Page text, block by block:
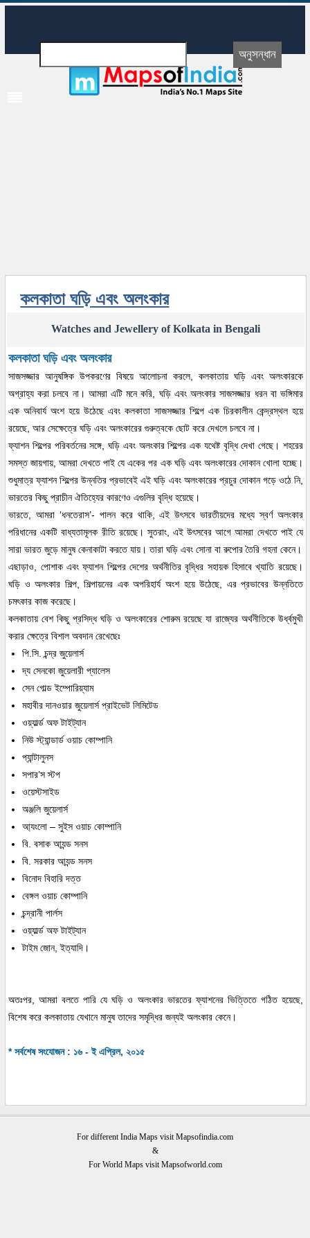
কলকাতা ঘড়ি এবং অলংকার
Watches and Jewellery of Kolkata in Bengali
কলকাতা ঘড়ি এবং অলংকার
সাজসজ্জার আনুষঙ্গিক উপকরণের বিষয়ে আলোচনা করলে, কলকাতায় ঘড়ি এবং অলংকারকে
অগ্রাহ্য করা চলবে না। আমরা এটি মনে করি, ঘড়ি এবং অলংকার সাজসজ্জার ধরন বা ভঙ্গিমার
এক অনিবার্য অংশ হয়ে উঠেছে এবং কলকাতা সাজসজ্জার শিল্পে এক চিরকালীন কেন্দ্রস্থল হয়ে
রয়েছে, আর সেক্ষেত্রে ঘড়ি এবং অলংকারের গুরুত্বকে ছোট করে দেখলে চলবে না।
ফ্যাশন শিল্পের পরিবর্তনের সঙ্গে, ঘড়ি এবং অলংকার শিল্পের এক যথেষ্ট বৃদ্ধি দেখা গেছে। শহরের
সমস্ত জায়গায়, আমরা দেখতে পাই যে একের পর এক ঘড়ি এবং অলংকারের দোকান খোলা হচ্ছে।
শুধুমাত্র ফ্যাশন শিল্পের উন্নতির প্রভাবেই এই ঘড়ি এবং অলংকারের প্রচুর দোকান গড়ে ওঠে নি,
ভারতের কিছু প্রাচীন ঐতিহ্যের কারণেও এগুলির বৃদ্ধি হয়েছে।
ভারতে, আমরা ‘ধনতেরাস’- পালন করে থাকি, এই উৎসবে ভারতীয়দের মধ্যে স্বর্ণ অলংকার
পরিধানের একটি বাধ্যতামূলক রীতি রয়েছে। সুতরাং, এই উৎসবের আগে আমরা দেখতে পাই যে
সারা ভারত জুড়ে মানুষ কেনাকাটা করতে যায়। তারা ঘড়ি এবং সোনা বা রুপোর তৈরি গহনা কেনে।
এছাড়াও, পোশাক এবং ফ্যাশন শিল্পের দেশের অর্থনীতির বৃদ্ধির সহায়ক হিসাবে খ্যাতি রয়েছে।
ঘড়ি ও অলংকার শিল্প, শিল্পায়নের এক অপরিহার্য অংশ হয়ে উঠেছে, এর প্রভাবের উন্নতিতে
চমৎকার কাজ করেছে।
কলকাতায় বেশ কিছু প্রসিদ্ধ ঘড়ি ও অলংকারের শোরুম রয়েছে যা রাজ্যের অর্থনীতিকে উর্ধ্বমুখী
করার ক্ষেত্রে বিশাল অবদান রেখেছেঃ
পি.সি. চন্দ্র জুয়েলার্স
দ্য সেনকো জুয়েলারী প্যালেস
সেন গোল্ড ইম্পোরিয়্যাম
মহাবীর দানওয়ার জুয়েলার্স প্রাইভেট লিমিটেড
ওয়্যার্ল্ড অফ টাইট্যান
নিউ স্ট্যান্ডার্ড ওয়াচ কোম্পানি
প্যান্টালুনস
সপার’স স্টপ
ওয়েস্টসাইড
অঞ্জলি জুয়েলার্স
আ্যংলো – সুইস ওয়াচ কোম্পানি
বি. বসাক আ্যন্ড সনস
বি. সরকার আ্যন্ড সনস
বিনোদ বিহারি দত্ত
বেঙ্গল ওয়াচ কোম্পানি
চন্দ্রানী পার্লস
ওয়্যার্ল্ড অফ টাইট্যান
টাইম জোন, ইত্যাদি।
অতঃপর, আমরা বলতে পারি যে ঘড়ি ও অলংকার ভারতের ফ্যাশনের ভিত্তিতে গঠিত হয়েছে,
বিশেষ করে কলকাতায় যেখানে মানুষ তাদের সমৃদ্ধির জন্যই অলংকার কেনে।
* সর্বশেষ সংযোজন : ১৬ - ই এপ্রিল, ২০১৫
For different India Maps visit Mapsofindia.com
&
For World Maps visit Mapsofworld.com